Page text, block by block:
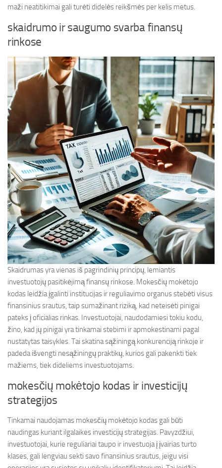
maži neatitikimai gali turėti didelės reikšmės per kelis metus.
skaidrumo ir saugumo svarba finansų
rinkose
Skaidrumas yra vienas iš pagrindinių principų, lemiantis
investuotojų pasitikėjimą finansų rinkose. Mokesčių mokėtojo
kodas leidžia įgalinti institucijas ir reguliavimo organus stebėti visus
finansinius srautus, taip sumažinant riziką, kad neteisėti pinigai
pateks į oficialias rinkas. Investuotojai, naudodamiesi tokiu kodu,
žino, kad jų pinigai yra tinkamai stebimi ir apmokestinami pagal
nustatytas taisykles. Tai skatina sąžiningą konkurenciją rinkoje ir
padeda išvengti nesąžiningų praktikų, kurios gali pakenkti tiek
mažiems, tiek dideliems investuotojams.
mokesčių mokėtojo kodas ir investicijų
strategijos
Tinkamai naudojamas mokesčių mokėtojo kodas gali būti
naudingas kuriant ilgalaikes investicijų strategijas. Pavyzdžiui,
investuotojai, kurie reguliariai taupo ir investuoja į įvairias turto
klases, gali lengviau sekti savo finansinius srautus, jeigu visi